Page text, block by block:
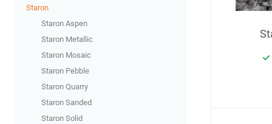
Staron
Staron Aspen
Staron Metallic
Staron Mosaic
Staron Pebble
Staron Quarry
Staron Sanded
Staron Solid